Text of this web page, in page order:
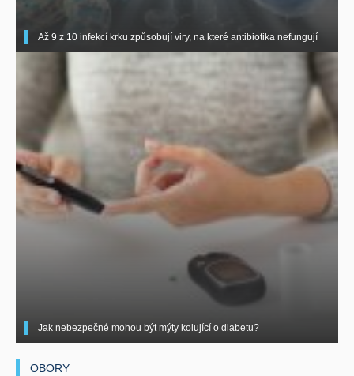
Až 9 z 10 infekcí krku způsobují viry, na které antibiotika nefungují
Jak nebezpečné mohou být mýty kolující o diabetu?
OBORY